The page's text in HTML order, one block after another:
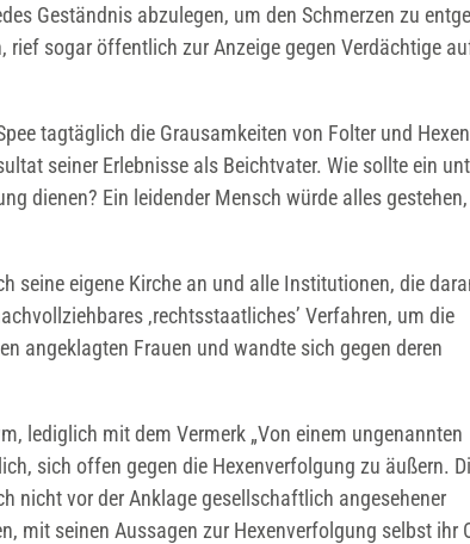
Geständnis abzulegen, um den Schmerzen zu
rief sogar öffentlich zur Anzeige gegen Verdächtige
tagtäglich die Grausamkeiten von Folter und
seiner Erlebnisse als Beichtvater. Wie sollte ein
dienen? Ein leidender Mensch würde alles
seine eigene Kirche an und alle Institutionen, die
‚rechtsstaatliches’ Verfahren, um die
angeklagten Frauen und wandte sich gegen deren
lediglich mit dem Vermerk „Von einem ungenannten
sich offen gegen die Hexenverfolgung zu äußern.
nicht vor der Anklage gesellschaftlich angesehener
mit seinen Aussagen zur Hexenverfolgung selbst ihr